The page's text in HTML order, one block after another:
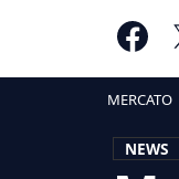
MERCATO
NEWS